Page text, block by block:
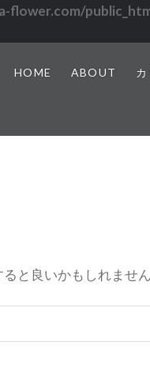
HOME ABOUT
と良いかもしれません